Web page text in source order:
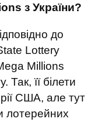
з України?
до
Lottery
Millions
Так, її білети
США, але тут
лотерейних